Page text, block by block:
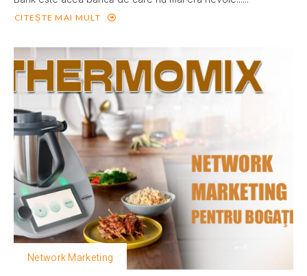
CITEȘTE MAI MULT
Network Marketing